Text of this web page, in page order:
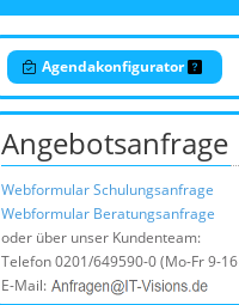
Agendakonfigurator
Angebotsanfrage
Webformular Schulungsanfrage
Webformular Beratungsanfrage
oder über unser Kundenteam:
Telefon0201/649590-0(Mo-Fr 9-
E-Mail: